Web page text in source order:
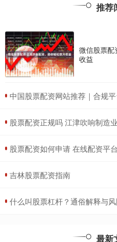
推荐
微信股票配
收益
中国股票配资网站推荐｜合规
股票配资正规吗 江津吹响制造业高质量发展“冲锋
股票配资如何申请 在线配资平
​吉林股票配资指南
什么叫股票杠杆？通俗解释与
最新